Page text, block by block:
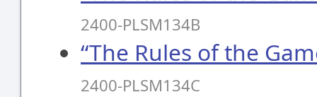
2400-PLSM134B
“The Rules of the
2400-PLSM134C